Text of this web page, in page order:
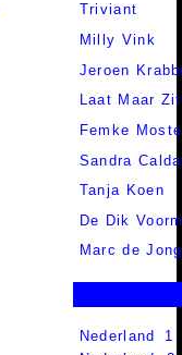
Triviant
Milly Vink
Jeroen
Laat Maar
Femke
Sandra
Tanja Koen
De Dik
Marc de Jong
Nederland